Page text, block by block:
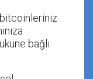
bağlı